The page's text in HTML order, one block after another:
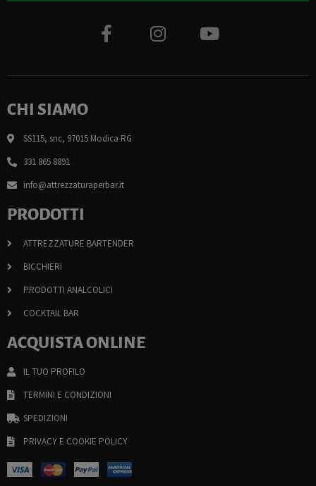
CHI SIAMO
SS115, snc, 97015 Modica RG
331 865 8891
info@attrezzaturaperbar.it
PRODOTTI
ATTREZZATURE BARTENDER
BICCHIERI
PRODOTTI ANALCOLICI
COCKTAIL BAR
ACQUISTA ONLINE
IL TUO PROFILO
TERMINI E CONDIZIONI
SPEDIZIONI
PRIVACY E COOKIE POLICY